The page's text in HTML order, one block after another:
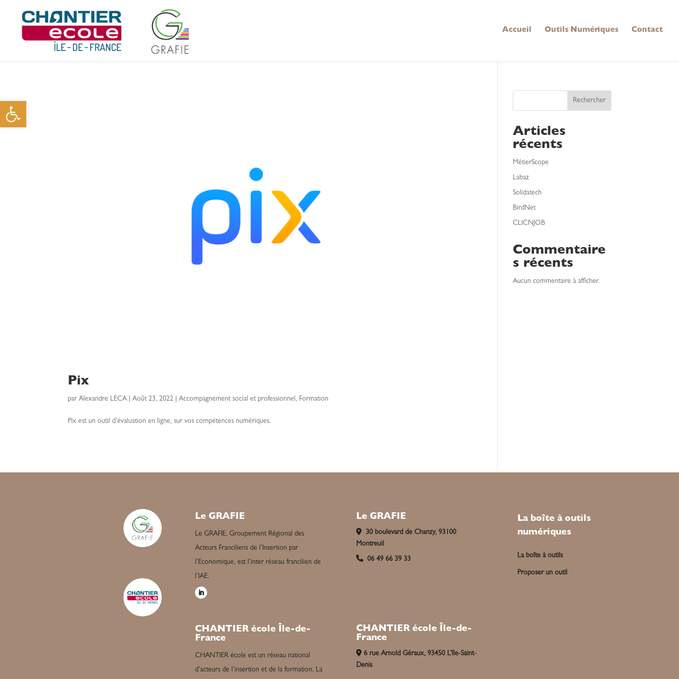
Ouvrir la barre d’outils
Accueil Outils Numériques Contact
Pix
parAlexandre LECA |Août 23, 2022 |Accompagnement social et professionnel , Formation
Pix est un outil d’évaluation en ligne, sur vos compétences numériques.
Rechercher
Articles
récents
MétierScope
Labaz
Solidatech
BirdNet
CLICNJOB
Commentaire
s récents
Aucun commentaire à afficher.
Le GRAFIE
Le GRAFIE, Groupement Régional des
Acteurs Franciliens de l’Insertion par
l’Economique, est l’inter réseau francilien de
l’IAE.
CHANTIER école Île-de-
France
CHANTIER école est un réseau national
d’acteurs de l’insertion et de la formation. La
Le GRAFIE
30 boulevard de Chanzy, 93100
Montreuil
06 49 66 39 33
CHANTIER école Île-de-
France
6 rue Arnold Géraux, 93450 L’île-Saint-
Denis
La boîte à outils
numériques
La boîte à outils
Proposer un outil